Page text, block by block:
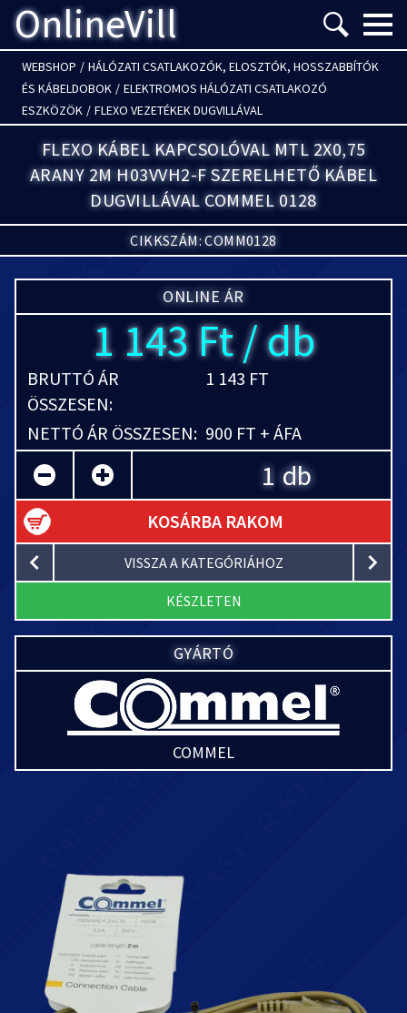
OnlineVill Menü
WEBSHOP / HÁLÓZATI CSATLAKOZÓK, ELOSZTÓK, HOSSZABBÍTÓK
ÉS KÁBELDOBOK / ELEKTROMOS HÁLÓZATI CSATLAKOZÓ
ESZKÖZÖK / FLEXO VEZETÉKEK DUGVILLÁVAL
FLEXO KÁBEL KAPCSOLÓVAL MTL 2X0,75
ARANY 2M H03VVH2-F SZERELHETŐ KÁBEL
DUGVILLÁVAL COMMEL 0128
CIKKSZÁM: COMM0128
ONLINE ÁR
1 143 Ft / db
BRUTTÓ ÁR
ÖSSZESEN:
1 143 FT
NETTÓ ÁR ÖSSZESEN: 900 FT + ÁFA
db
KOSÁRBA RAKOM
VISSZA A KATEGÓRIÁHOZ
KÉSZLETEN
GYÁRTÓ
COMMEL